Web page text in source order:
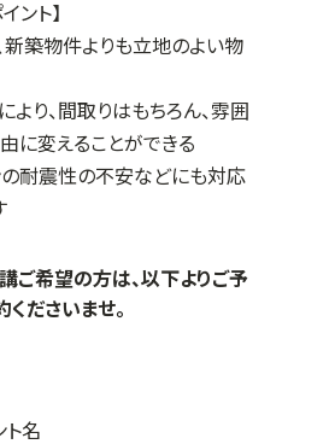
ント】
築物件よりも立地のよい物
より、間取りはもちろん、雰囲
に変えることができる
の耐震性の不安などにも対応
ご希望の方は、以下よりご予
くださいませ。
ト名